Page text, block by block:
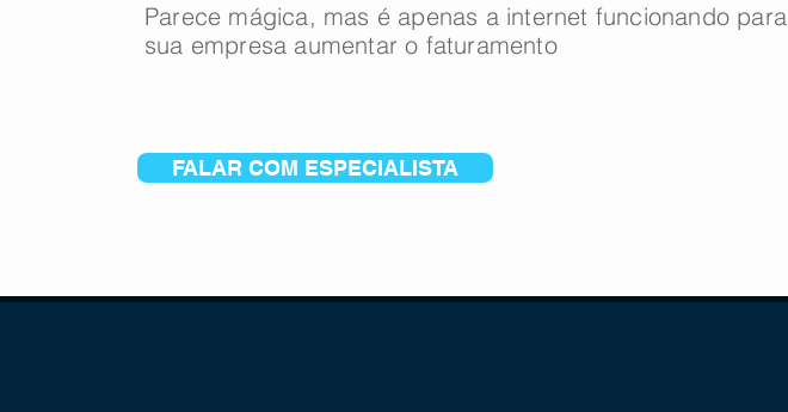
Parece mágica, mas é apenas a internet funcionando para
sua empresa aumentar o faturamento
FALAR COM ESPECIALISTA